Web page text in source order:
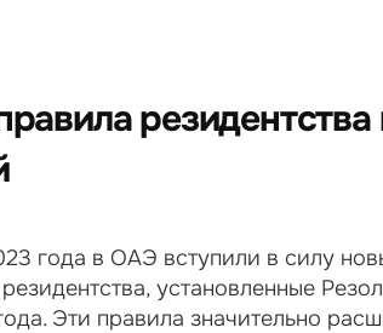
года в ОАЭ вступили в силу
резидентства, установленные
Эти правила значительно